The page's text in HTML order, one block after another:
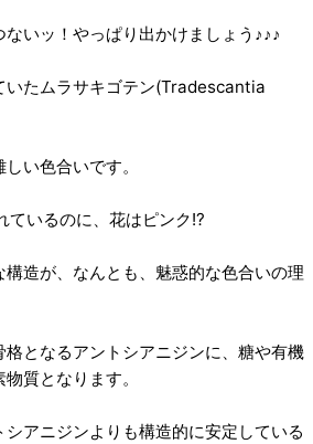
いッ！やっぱり出かけましょう♪♪♪
いたムラサキゴテン(Tradescantia
い色合いです。
いるのに、花はピンク!?
造が、なんとも、魅惑的な色合いの理
となるアントシアニジンに、糖や有機
質となります。
アニジンよりも構造的に安定している